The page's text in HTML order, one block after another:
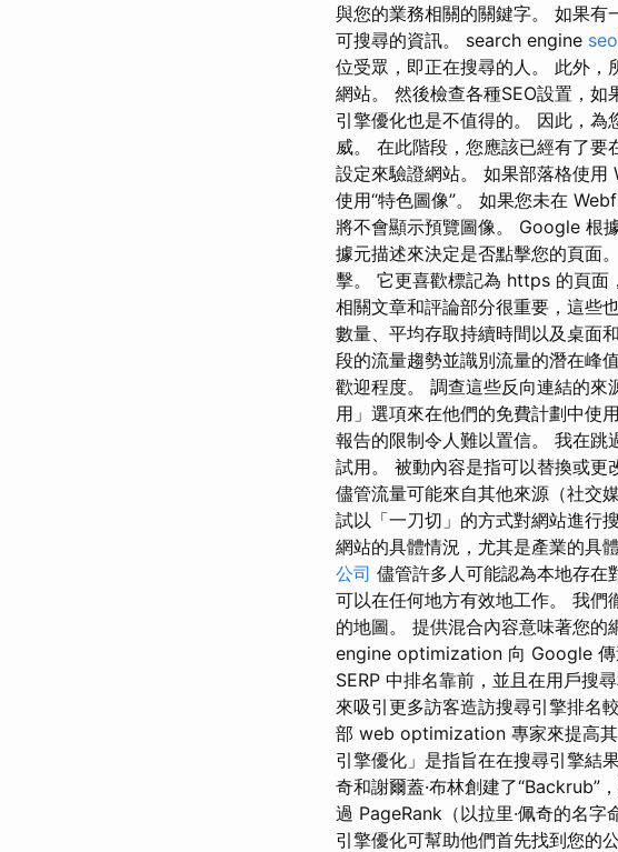
與您的業務相關的關鍵字。 如果有
可搜尋的資訊。 search engine
位受眾，即正在搜尋的人。 此外
網站。 然後檢查各種SEO設置，
引擎優化也是不值得的。 因此，
威。 在此階段，您應該已經有了
設定來驗證網站。 如果部落格使
使用“特色圖像”。 如果您未在
將不會顯示預覽圖像。 Google 根
據元描述來決定是否點擊您的頁面
擊。 它更喜歡標記為 https 的頁面
相關文章和評論部分很重要，這些
數量、平均存取持續時間以及桌面
段的流量趨勢並識別流量的潛在峰
歡迎程度。 調查這些反向連結的來
用」選項來在他們的免費計劃中使用
報告的限制令人難以置信。 我在
試用。 被動內容是指可以替換或更
儘管流量可能來自其他來源（社交
試以「一刀切」的方式對網站進行
網站的具體情況，尤其是產業的具
公司 儘管許多人可能認為本地存在
可以在任何地方有效地工作。 我們
的地圖。 提供混合內容意味著您
engine optimization 向 Google 傳
SERP 中排名靠前，並且在用戶搜
來吸引更多訪客造訪搜尋引擎排名
部 web optimization 專家來提高
引擎優化」是指旨在在搜尋引擎結
奇和謝爾蓋·布林創建了“Backrub”
過 PageRank（以拉里·佩奇的名
引擎優化可幫助他們首先找到您的